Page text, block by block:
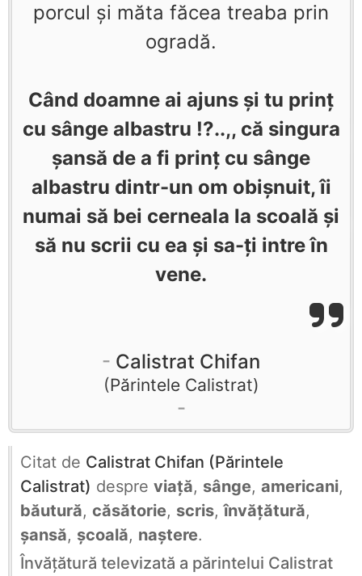
porcul și măta făcea treaba prin
ogradă.
Când doamne ai ajuns și tu prinț
cu sânge albastru !?..,, că singura
șansă de a fi prinț cu sânge
albastru dintr-un om obișnuit, îi
numai să bei cerneala la scoală și
să nu scrii cu ea și sa-ți intre în
vene.
Calistrat Chifan
Părintele Calistrat
Citat de Calistrat Chifan (Părintele
Calistrat) despre viață, sânge, americani,
băutură, căsătorie, scris,învățătură,
șansă, școală, naștere.
Învățătură televizată a părintelui Calistrat